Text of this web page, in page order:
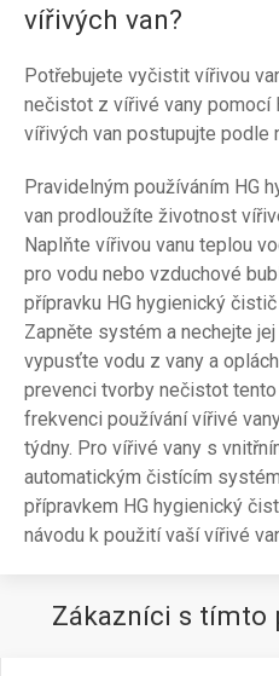
vířivých van?
Potřebujete vyčistit vířivou
nečistot z vířivé vany pomocí
vířivých van postupujte podle
Pravidelným používáním HG
van prodloužíte životnost
Naplňte vířivou vanu teplou
pro vodu nebo vzduchové
přípravku HG hygienický
Zapněte systém a nechejte
vypusťte vodu z vany a
prevenci tvorby nečistot
frekvenci používání vířivé
týdny. Pro vířivé vany s
automatickým čistícím
přípravkem HG hygienický
návodu k použití vaší vířivé
Zákazníci s tímto